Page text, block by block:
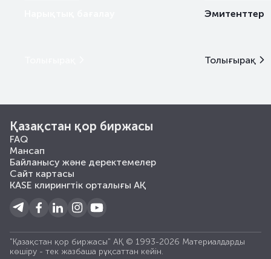
Эмитенттер
Толығырақ
Қазақстан қор биржасы
FAQ
Мансап
Байланысу және деректемелер
Сайт картасы
KASE клирингтік орталығы АҚ
"Қазақстан қор биржасы" АҚ © 1993-2026 Материалдарды
көшiру - тек жазбаша рұқсаттан кейiн.